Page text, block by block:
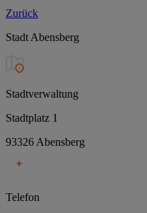
Zurück
Stadt Abensberg
Stadtverwaltung
Stadtplatz 1
93326 Abensberg
Telefon